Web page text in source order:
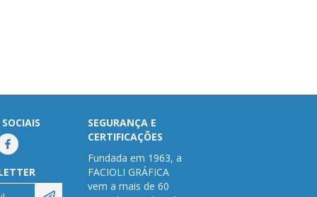
SOCIAIS
SEGURANÇA E
CERTIFICAÇÕES
Fundada em 1963, a
FACIOLI GRÁFICA
vem a mais de 60